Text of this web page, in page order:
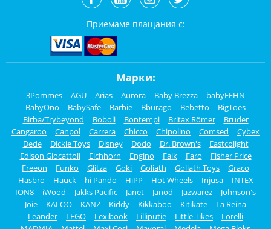
Приемаме плащания с:
Марки:
3Pommes AGU Arias Aurora Baby Brezza
babyFEHN
BabyOno
BabySafe Barbie Bburago Bebetto
BigToes
Birba/Trybeyond
Boboli Bontempi Britax Römer
Bruder
Cangaroo
Canpol Carrera Chicco Chipolino Comsed
Cybex
Dede
Dickie Toys Disney Dodo Dr. Brown's
Eastcolight
Edison Giocattoli
Eichhorn Engino Falk Faro
Fisher Price
Freeon
Funko Glitza Goki Goliath Goliath Toys
Graco
Hasbro
Hauck hi Pando HiPP Hot Wheels Injusa
INTEX
ION8
iWood Jakks Pacific Janet Janod Jazwarez
Johnson's
Joie
KALOO KANZ Kiddy Kikkaboo Kitikate
La Reina
Leander
LEGO Lexibook Lilliputie Little Tikes
Lorelli